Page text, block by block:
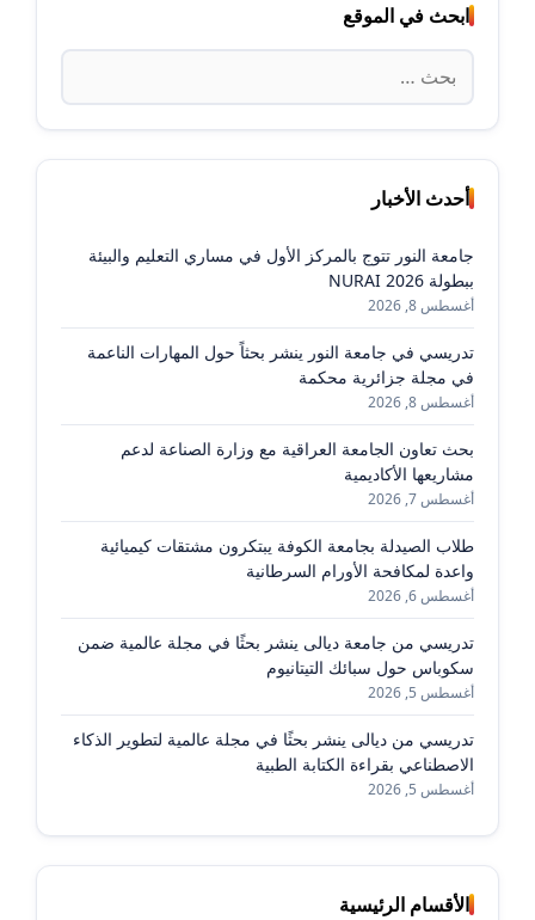
ابحث في الموقع
البحث
عن:
أحدث الأخبار
جامعة النور تتوج بالمركز الأول في مساري التعليم والبيئة
ببطولة NURAI 2026
أغسطس 8, 2026
تدريسي في جامعة النور ينشر بحثاً حول المهارات الناعمة
في مجلة جزائرية محكمة
أغسطس 8, 2026
بحث تعاون الجامعة العراقية مع وزارة الصناعة لدعم
مشاريعها الأكاديمية
أغسطس 7, 2026
طلاب الصيدلة بجامعة الكوفة يبتكرون مشتقات كيميائية
واعدة لمكافحة الأورام السرطانية
أغسطس 6, 2026
تدريسي من جامعة ديالى ينشر بحثًا في مجلة عالمية ضمن
سكوباس حول سبائك التيتانيوم
أغسطس 5, 2026
تدريسي من ديالى ينشر بحثًا في مجلة عالمية لتطوير الذكاء
الاصطناعي بقراءة الكتابة الطبية
أغسطس 5, 2026
الأقسام الرئيسية